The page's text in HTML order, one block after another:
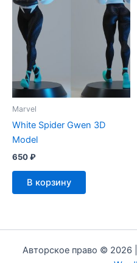
Marvel
White Spider Gwen 3D
Model
650₽
В корзину
Авторское право © 2026